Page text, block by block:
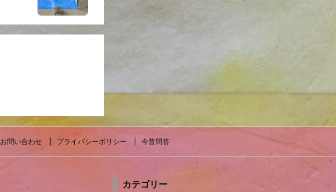
お問い合わせ プライバシーポリシー 今昔問答
カテゴリー